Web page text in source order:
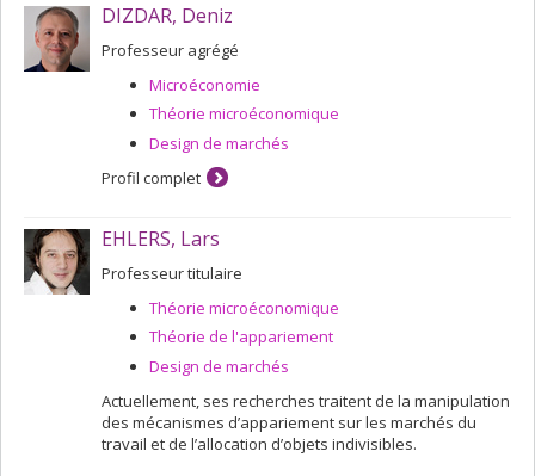
DIZDAR, Deniz
Professeur agrégé
Microéconomie
Théorie microéconomique
Design de marchés
Profil complet
EHLERS, Lars
Professeur titulaire
Théorie microéconomique
Théorie de l'appariement
Design de marchés
Actuellement, ses recherches traitent de la manipulation
des mécanismes d’appariement sur les marchés du
travail et de l’allocation d’objets indivisibles.